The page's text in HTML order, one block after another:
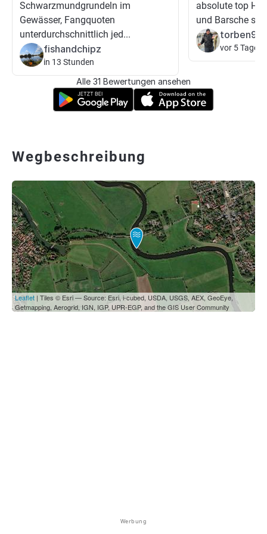
Schwarzmundgrundeln im
Gewässer, Fangquoten
unterdurchschnittlich jed...
fishandchipz
in 13 Stunden
absolute top
und Barsche
torben93
vor 5 Tagen
Alle 31 Bewertungen ansehen
Wegbeschreibung
Leaflet | Tiles © Esri — Source: Esri, i-cubed, USDA, USGS, AEX, GeoEye,
Getmapping, Aerogrid, IGN, IGP, UPR-EGP, and the GIS User Community
Werbung